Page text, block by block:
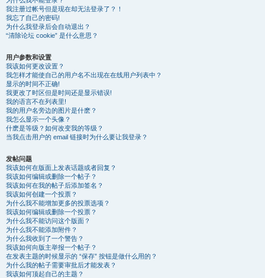
我注册过帐号但是现在却无法登录了？！
我忘了自己的密码!
为什么我登录后会自动退出？
“清除论坛 cookie” 是什么意思？
用户参数和设置
我该如何更改设置？
我怎样才能使自己的用户名不出现在在线用户列表中？
显示的时间不正确!
我更改了时区但是时间还是显示错误!
我的语言不在列表里!
我的用户名旁边的图片是什麽？
我怎么显示一个头像？
什麽是等级？如何改变我的等级？
当我点击用户的 email 链接时为什么要让我登录？
发帖问题
我该如何在版面上发表话题或者回复？
我该如何编辑或删除一个帖子？
我该如何在我的帖子后添加签名？
我该如何创建一个投票？
为什么我不能增加更多的投票选项？
我该如何编辑或删除一个投票？
为什么我不能访问这个版面？
为什么我不能添加附件？
为什么我收到了一个警告？
我该如何向版主举报一个帖子？
在发表主题的时候显示的 “保存” 按钮是做什么用的？
为什么我的帖子需要审批后才能发表？
我该如何顶起自己的主题？